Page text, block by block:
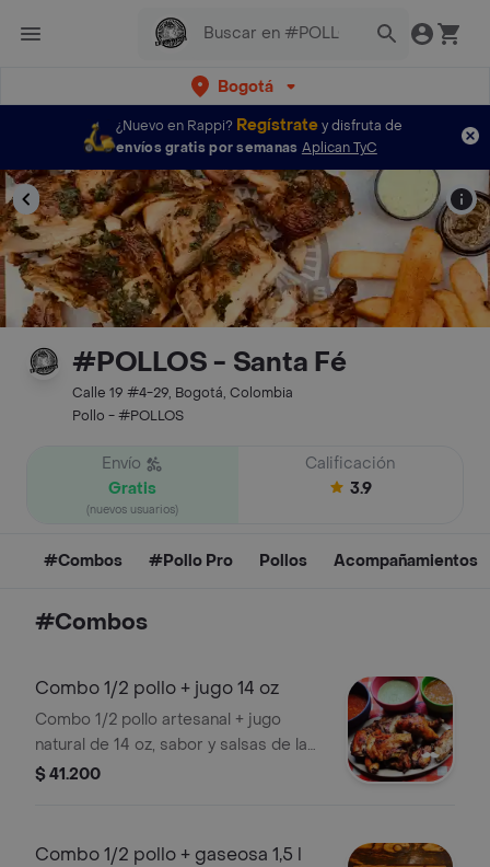
Bogotá
¿Nuevo en Rappi? Regístratey disfruta de
envíos gratis por semanas Aplican TyC
#POLLOS - Santa Fé
Calle 19 #4-29, Bogotá, Colombia
Pollo - #POLLOS
Envío
Gratis
(nuevos usuarios)
Calificación
3.9
#Combos #Pollo Pro Pollos Acompañamientos
#Combos
Combo 1/2 pollo + jugo 14 oz
Combo 1/2 pollo artesanal + jugo
natural de 14 oz, sabor y salsas de la
casa a elegir.
$ 41.200
Combo 1/2 pollo + gaseosa 1,5 l